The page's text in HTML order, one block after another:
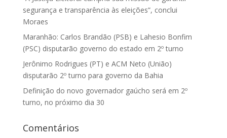
segurança e transparência às eleições”, conclui
Moraes
Maranhão: Carlos Brandão (PSB) e Lahesio Bonfim
(PSC) disputarão governo do estado em 2º turno
Jerônimo Rodrigues (PT) e ACM Neto (União)
disputarão 2º turno para governo da Bahia
Definição do novo governador gaúcho será em 2º
turno, no próximo dia 30
Comentários